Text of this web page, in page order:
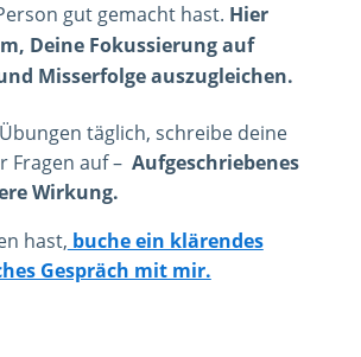
gut gemacht hast. Hier
Deine Fokussierung auf
Misserfolge auszugleichen.
täglich, schreibe deine
Fragen auf – Aufgeschriebenes
Wirkung.
hast, buche ein klärendes
Gespräch mit mir.